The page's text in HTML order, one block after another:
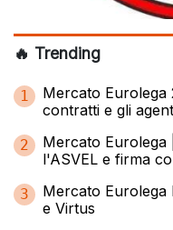
🔥 Trending
1
Mercato
contratti e gli
2
Mercato Eurolega
l'ASVEL e firma
3
Mercato
e Virtus